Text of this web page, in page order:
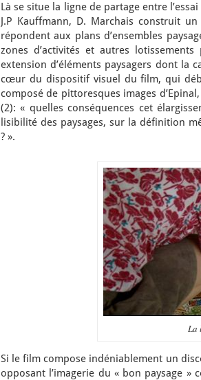
Là se situe la ligne de partage entre
J.P Kauffmann, D. Marchais construit
répondent aux plans d’ensembles
zones d’activités et autres
extension d’éléments paysagers dont la
cœur du dispositif visuel du film, qui
composé de pittoresques images
(2): « quelles conséquences cet
lisibilité des paysages, sur la définition
? ».
La
Si le film compose indéniablement un
opposant l’imagerie du « bon paysage